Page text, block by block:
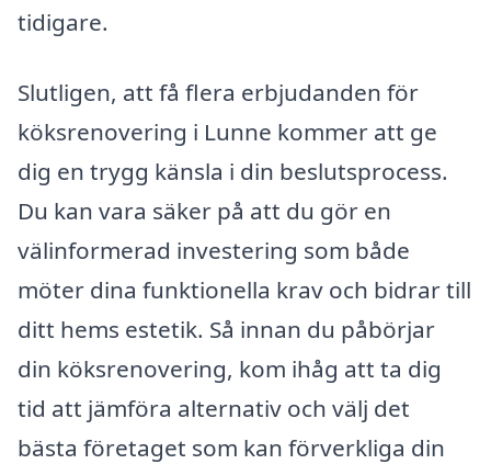
tidigare.
Slutligen, att få flera erbjudanden för
köksrenovering i Lunne kommer att ge
dig en trygg känsla i din beslutsprocess.
Du kan vara säker på att du gör en
välinformerad investering som både
möter dina funktionella krav och bidrar till
ditt hems estetik. Så innan du påbörjar
din köksrenovering, kom ihåg att ta dig
tid att jämföra alternativ och välj det
bästa företaget som kan förverkliga din